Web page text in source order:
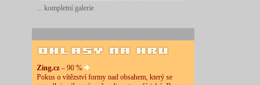
... kompletní galerie
Zing.cz – 90 %
Pokus o vítězství formy nad obsahem, který se